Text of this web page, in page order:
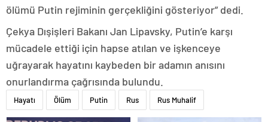
ölümü Putin rejiminin gerçekliğini gösteriyor” dedi.
Çekya Dışişleri Bakanı Jan Lipavsky, Putin’e karşı
mücadele ettiği için hapse atılan ve işkenceye
uğrayarak hayatını kaybeden bir adamın anısını
onurlandırma çağrısında bulundu.
Hayatı Ölüm Putin Rus Rus Muhalif